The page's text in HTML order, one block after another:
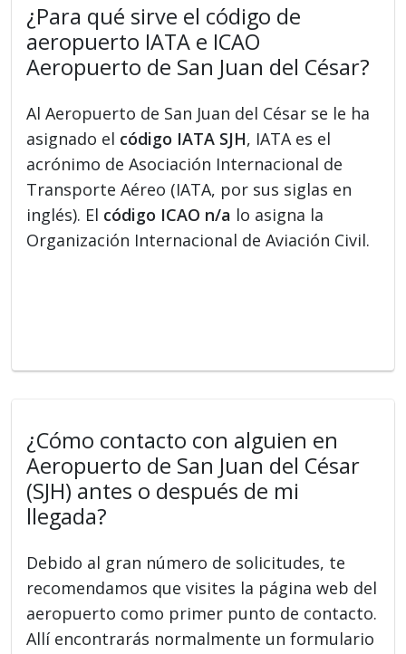
¿Para qué sirve el código de
aeropuerto IATA e ICAO
Aeropuerto de San Juan del César?
Al Aeropuerto de San Juan del César se le ha
asignado el código IATA SJH, IATA es el
acrónimo de Asociación Internacional de
Transporte Aéreo (IATA, por sus siglas en
inglés). El código ICAO n/a lo asigna la
Organización Internacional de Aviación Civil.
¿Cómo contacto con alguien en
Aeropuerto de San Juan del César
(SJH) antes o después de mi
llegada?
Debido al gran número de solicitudes, te
recomendamos que visites la página web del
aeropuerto como primer punto de contacto.
Allí encontrarás normalmente un formulario